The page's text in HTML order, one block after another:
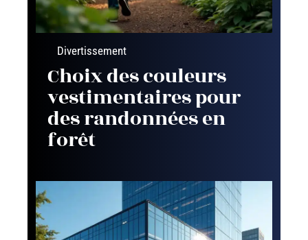
Divertissement
Choix des couleurs
vestimentaires pour
des randonnées en
forêt